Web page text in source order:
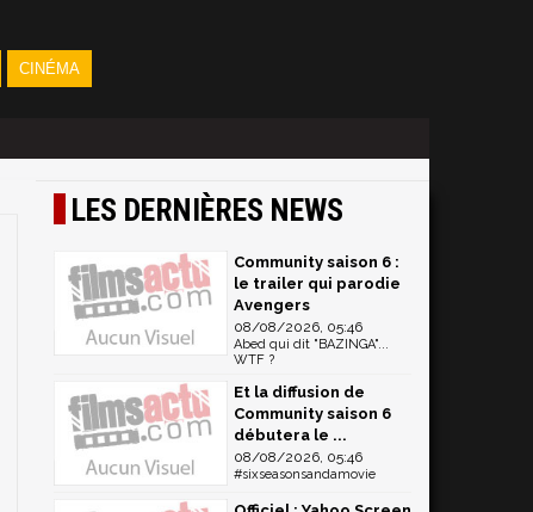
CINÉMA
LES DERNIÈRES NEWS
Community saison 6 :
le trailer qui parodie
Avengers
08/08/2026, 05:46
Abed qui dit "BAZINGA"...
WTF ?
Et la diffusion de
Community saison 6
débutera le ...
08/08/2026, 05:46
#sixseasonsandamovie